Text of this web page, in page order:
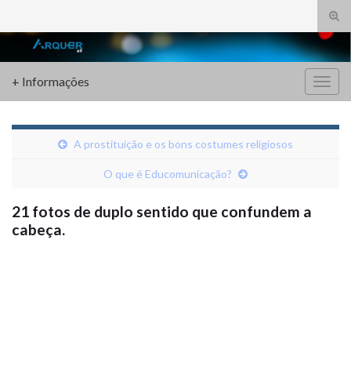
de
Search for:
+ Informações
A prostituição e os bons costumes religiosos
O que é Educomunicação?
21 fotos de duplo sentido que confundem a
cabeça.